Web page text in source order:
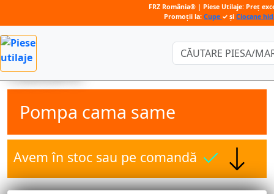
Căutare:
Pompa cama same
Avem în stoc sau pe comandă
FRZ România® | Piese Utilaje: Preț
Promoții la: Cupe ✓ și Ciocane